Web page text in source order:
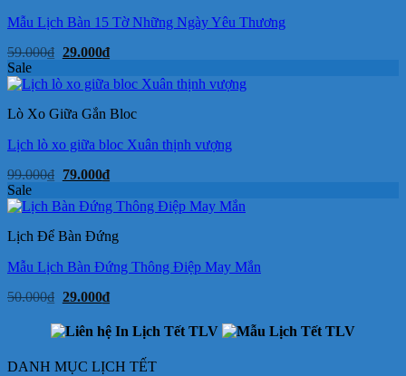
Mẫu Lịch Bàn 15 Tờ Những Ngày Yêu Thương
59.000₫ Giá
là:
59.000₫.
29.000₫Giá
tại
là:
29.000₫.
Sale
Lò Xo Giữa Gắn Bloc
Lịch lò xo giữa bloc Xuân thịnh vượng
99.000₫ Giá
là:
99.000₫.
79.000₫Giá
tại
là:
79.000₫.
Sale
Lịch Để Bàn Đứng
Mẫu Lịch Bàn Đứng Thông Điệp May Mắn
50.000₫ Giá
là:
50.000₫.
29.000₫Giá
tại
là:
29.000₫.
DANH MỤC LỊCH TẾT